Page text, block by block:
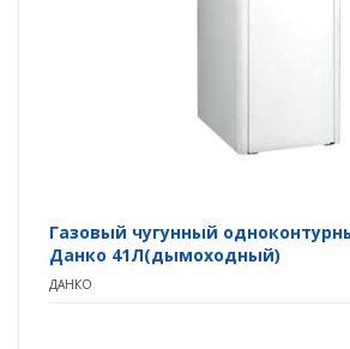
Газовый чугунный
Данко 41Л(дымоходный)
ДАНКО